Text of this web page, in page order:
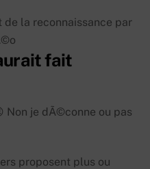
la reconnaissance par
fait
Non je dÃ©conne ou pas
proposent plus ou